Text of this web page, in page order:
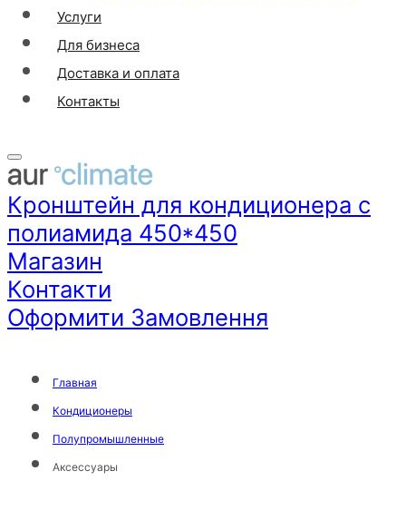
Услуги
Для бизнеса
Доставка и оплата
Контакты
Кронштейн для кондиционера с
полиамида 450*450
Магазин
Контакти
Оформити Замовлення
Главная
Кондиционеры
Полупромышленные
Аксессуары